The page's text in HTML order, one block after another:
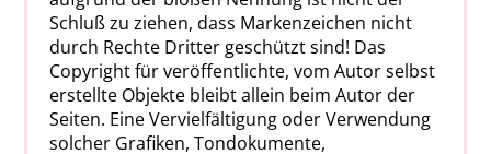
Schluß zu ziehen, dass Markenzeichen nicht
durch Rechte Dritter geschützt sind! Das
Copyright für veröffentlichte, vom Autor selbst
erstellte Objekte bleibt allein beim Autor der
Seiten. Eine Vervielfältigung oder Verwendung
solcher Grafiken, Tondokumente,